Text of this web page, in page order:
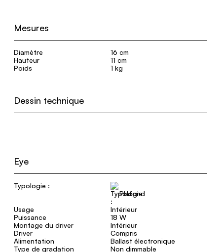
Mesures
Diamètre
16 cm
Hauteur
11 cm
Poids
1 kg
Dessin technique
Eye
Typologie :
Plafond
Usage
Intérieur
Puissance
18 W
Montage du driver
Intérieur
Driver
Compris
Alimentation
Ballast électronique
Type de gradation
Non dimmable